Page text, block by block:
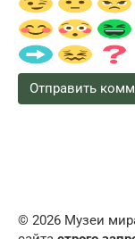
© 2026 Музеи